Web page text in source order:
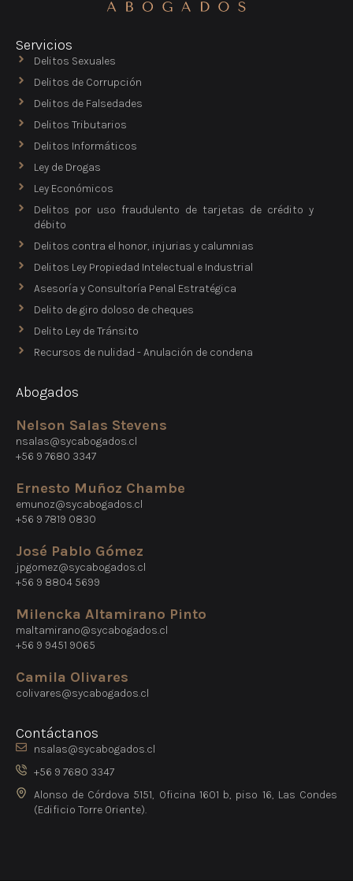
Servicios
Delitos Sexuales
Delitos de Corrupción
Delitos de Falsedades
Delitos Tributarios
Delitos Informáticos
Ley de Drogas
Ley Económicos
Delitos por uso fraudulento de tarjetas de crédito y
débito
Delitos contra el honor, injurias y calumnias
Delitos Ley Propiedad Intelectual e Industrial
Asesoría y Consultoría Penal Estratégica
Delito de giro doloso de cheques
Delito Ley de Tránsito
Recursos de nulidad - Anulación de condena
Abogados
Nelson Salas Stevens
nsalas@sycabogados.cl
+56 9 7680 3347
Ernesto Muñoz Chambe
emunoz@sycabogados.cl
+56 9 7819 0830
José Pablo Gómez
jpgomez@sycabogados.cl
+56 9 8804 5699
Milencka Altamirano Pinto
maltamirano@sycabogados.cl
+56 9 9451 9065
Camila Olivares
colivares@sycabogados.cl
Contáctanos
nsalas@sycabogados.cl
+56 9 7680 3347
Alonso de Córdova 5151, Oficina 1601 b, piso 16, Las Condes
(Edificio Torre Oriente).